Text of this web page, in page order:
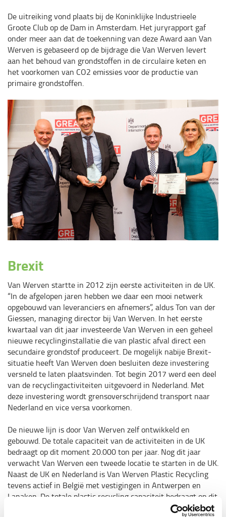
De uitreiking vond plaats bij de Koninklijke Industrieele
Groote Club op de Dam in Amsterdam. Het juryrapport gaf
onder meer aan dat de toekenning van deze Award aan Van
Werven is gebaseerd op de bijdrage die Van Werven levert
aan het behoud van grondstoffen in de circulaire keten en
het voorkomen van CO2 emissies voor de productie van
primaire grondstoffen.
Brexit
Van Werven startte in 2012 zijn eerste activiteiten in de UK.
“In de afgelopen jaren hebben we daar een mooi netwerk
opgebouwd van leveranciers en afnemers”, aldus Ton van der
Giessen, managing director bij Van Werven. In het eerste
kwartaal van dit jaar investeerde Van Werven in een geheel
nieuwe recyclinginstallatie die van plastic afval direct een
secundaire grondstof produceert. De mogelijk nabije Brexit-
situatie heeft Van Werven doen besluiten deze investering
versneld te laten plaatsvinden. Tot begin 2017 werd een deel
van de recyclingactiviteiten uitgevoerd in Nederland. Met
deze investering wordt grensoverschrijdend transport naar
Nederland en vice versa voorkomen.
De nieuwe lijn is door Van Werven zelf ontwikkeld en
gebouwd. De totale capaciteit van de activiteiten in de UK
bedraagt op dit moment 20.000 ton per jaar. Nog dit jaar
verwacht Van Werven een tweede locatie te starten in de UK.
Naast de UK en Nederland is Van Werven Plastic Recycling
tevens actief in België met vestigingen in Antwerpen en
Lanaken. De totale plastic recycling capaciteit bedraagt op dit
moment ruim 100.000 ton per jaar. Van Werven bespaart